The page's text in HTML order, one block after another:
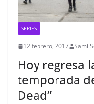
SERIES
12 febrero, 2017 Sami
Hoy regresa
temporada
Dead”